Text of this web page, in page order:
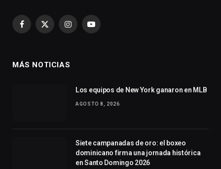
Facebook
X
InstagramYouTube
MÁS NOTICIAS
Los equipos de New York ganaron en MLB
AGOSTO 8, 2026
Siete campanadas de oro: el boxeo
dominicano firma una jornada histórica
en Santo Domingo 2026